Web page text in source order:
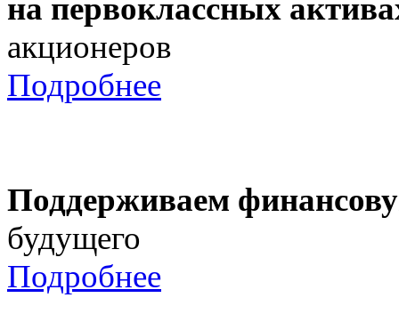
на первоклассных
акционеров
Подробнее
Поддерживаем
будущего
Подробнее